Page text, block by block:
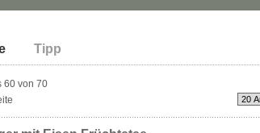
Früchtetees auf Hibiskus- oder Hagebuttenbasis.
kaum mehr weg zu denken, bilden diese Tees doch
Fertiggetränken, die in der Regel sehr stark
sind. Sowohl heiß als auch kalt als Eistee genossen
Tipp
60 von 70